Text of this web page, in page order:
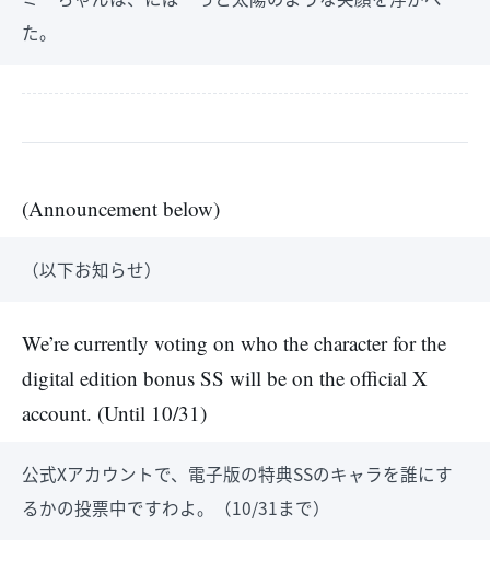
た。
(Announcement below)
（以下お知らせ）
We’re currently voting on who the character for the
digital edition bonus SS will be on the official X
account. (Until 10/31)
公式Xアカウントで、電子版の特典SSのキャラを誰にす
るかの投票中ですわよ。（10/31まで）